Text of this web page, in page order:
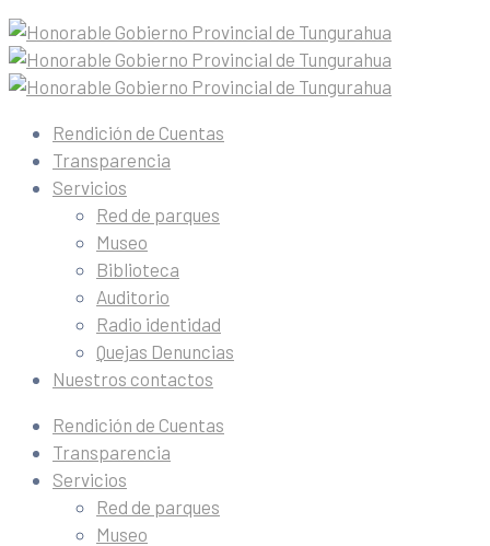
Rendición de Cuentas
Transparencia
Servicios
Red de parques
Museo
Biblioteca
Auditorio
Radio identidad
Quejas Denuncias
Nuestros contactos
Rendición de Cuentas
Transparencia
Servicios
Red de parques
Museo